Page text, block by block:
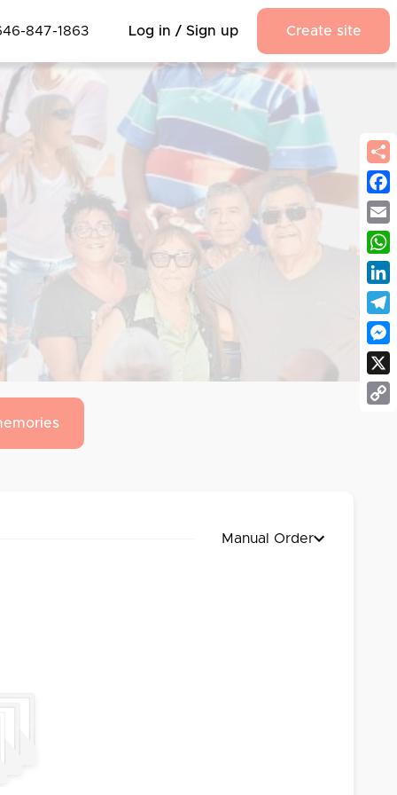
847-1863 Log in / Sign up Create site
Manual Order
X